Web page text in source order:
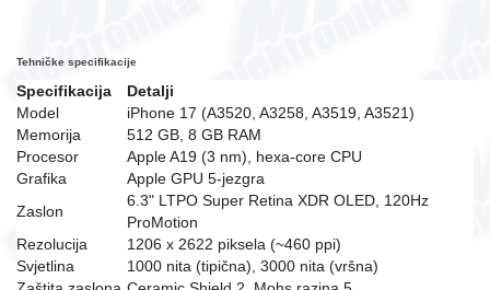
Tehničke specifikacije
Specifikacija
Detalji
Model
iPhone 17 (A3520, A3258, A3519, A3521)
Memorija
512 GB, 8 GB RAM
Procesor
Apple A19 (3 nm), hexa-core CPU
Grafika
Apple GPU 5-jezgra
Zaslon
6.3" LTPO Super Retina XDR OLED, 120Hz
ProMotion
Rezolucija
1206 x 2622 piksela (~460 ppi)
Svjetlina
1000 nita (tipična), 3000 nita (vršna)